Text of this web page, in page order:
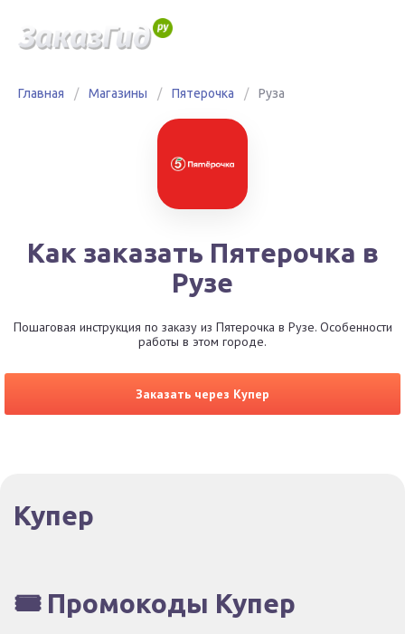
Главная / Магазины / Пятерочка / Руза
Как заказать Пятерочка в
Рузе
Пошаговая инструкция по заказу из Пятерочка в Рузе. Особенности
работы в этом городе.
Заказать через Купер
Купер
🎟️ Промокоды Купер